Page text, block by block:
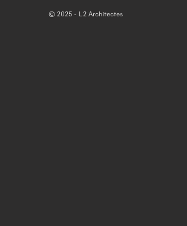
© 2025 - L2 Architectes